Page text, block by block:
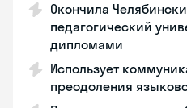
Окончила
педагогический
дипломами
Использует
преодоления